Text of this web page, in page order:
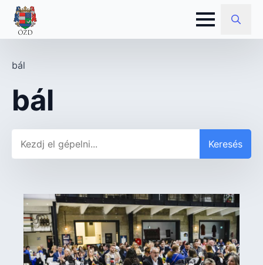
Search
bál
bál
Keresés